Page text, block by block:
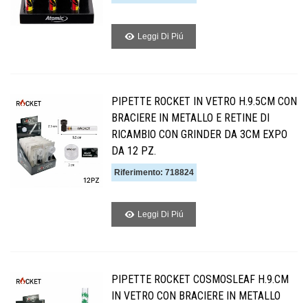
Leggi Di Piú
PIPETTE ROCKET IN VETRO H.9.5CM CON
BRACIERE IN METALLO E RETINE DI
RICAMBIO CON GRINDER DA 3CM EXPO
DA 12 PZ.
Riferimento: 718824
Leggi Di Piú
PIPETTE ROCKET COSMOSLEAF H.9.CM
IN VETRO CON BRACIERE IN METALLO